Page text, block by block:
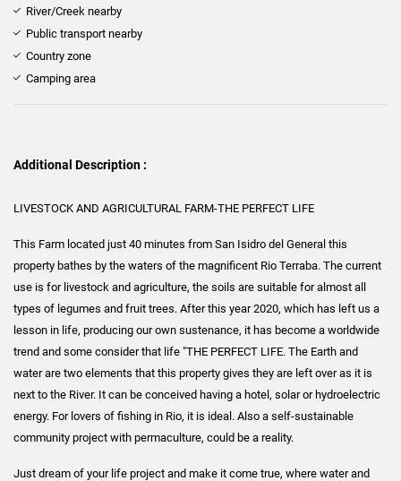
River/Creek nearby
Public transport nearby
Country zone
Camping area
Additional Description :
LIVESTOCK AND AGRICULTURAL FARM-THE PERFECT LIFE
This Farm located just 40 minutes from San Isidro del General this
property bathes by the waters of the magnificent Rio Terraba. The current
use is for livestock and agriculture, the soils are suitable for almost all
types of legumes and fruit trees. After this year 2020, which has left us a
lesson in life, producing our own sustenance, it has become a worldwide
trend and some consider that life "THE PERFECT LIFE. The Earth and
water are two elements that this property gives they are left over as it is
next to the River. It can be conceived having a hotel, solar or hydroelectric
energy. For lovers of fishing in Rio, it is ideal. Also a self-sustainable
community project with permaculture, could be a reality.
Just dream of your life project and make it come true, where water and